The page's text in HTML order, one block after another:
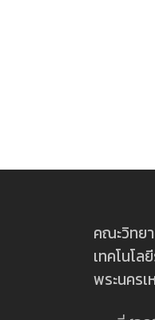
คณะวิทย
เทคโนโ
พระนครเ